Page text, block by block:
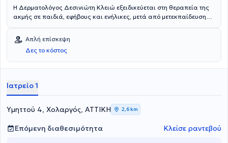
Η Δερματολόγος Δεσινιώτη Κλειώ εξειδικεύεται στη θεραπεία της
ακμής σε παιδιά, εφήβους και ενήλικες, μετά από μετεκπαίδευση
στο Νοσοκομείο Αφροδίσιων & Δερματικών Νόσων Αθηνών
"Ανδρέας Συγγρός", όπου διετέλεσε Επιστημονικός Συνεργάτης επί
σειρά ετών. Είναι Διδάκτωρ της Ιατρικής Σχολής του Πανεπιστημίου
Αθηνών. Από το 2009 διατηρεί ιδιωτικό ιατρείο στον Χολαργό.
Απλή επίσκεψη
Δες το κόστος
Ιατρείο 1
Yμηττού 4, Χολαργός, ΑΤΤΙΚΗ 2,6 km
Επόμενη διαθεσιμότητα Κλείσε ραντεβού